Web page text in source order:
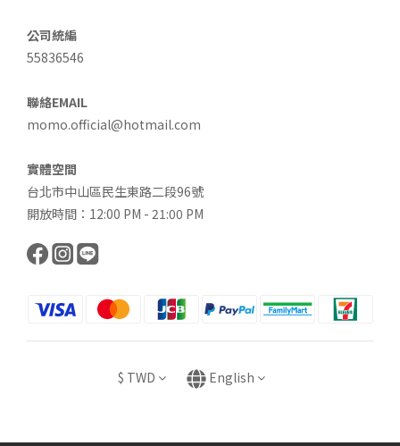
公司統編
55836546
聯絡EMAIL
momo.official@hotmail.com
實體空間
台北市中山區民生東路二段96號
開放時間：12:00 PM - 21:00 PM
$ TWD English